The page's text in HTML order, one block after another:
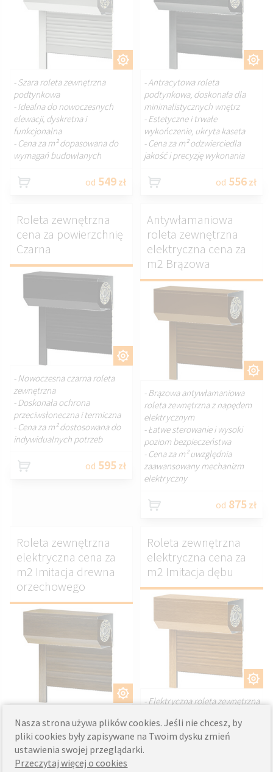
DOSTOSUJ.
- Szara roleta zewnętrzna
podtynkowa
- Idealna do nowoczesnych
elewacji, dyskretna i
funkcjonalna
- Cena za m² dopasowana do
wymagań budowlanych
od 549 zł
DOSTOSUJ.
- Antracytowa roleta
podtynkowa, doskonała dla
minimalistycznych wnętrz
- Estetyczne i trwałe
wykończenie, ukryta kaseta
- Cena za m² odzwierciedla
jakość i precyzję wykonania
od 556 zł
DOSTOSUJ.
Roleta zewnętrzna
cena za powierzchnię
Czarna
- Nowoczesna czarna roleta
zewnętrzna
- Doskonała ochrona
przeciwsłoneczna i termiczna
- Cena za m² dostosowana do
indywidualnych potrzeb
od 595 zł
DOSTOSUJ.
Antywłamaniowa
roleta zewnętrzna
elektryczna cena za
m2 Brązowa
- Brązowa antywłamaniowa
roleta zewnętrzna z napędem
elektrycznym
- Łatwe sterowanie i wysoki
poziom bezpieczeństwa
- Cena za m² uwzględnia
zaawansowany mechanizm
elektryczny
od 875 zł
DOSTOSUJ.
Roleta zewnętrzna
elektryczna cena za
m2 Imitacja drewna
orzechowego
- Roleta zewnętrzna z napędem
elektrycznym w imitacji drewna
orzechowego
- Idealna do wnętrz o
klasycznym charakterze
DOSTOSUJ.
Roleta zewnętrzna
elektryczna cena za
m2 Imitacja dębu
- Elektryczna roleta zewnętrzna
wzorem
- Doskonałe połączenie stylu i
Nasza strona używa plików cookies. Jeśli nie chcesz, by
pliki cookies były zapisywane na Twoim dysku zmień
ustawienia swojej przeglądarki.
Przeczytaj więcej o cookies